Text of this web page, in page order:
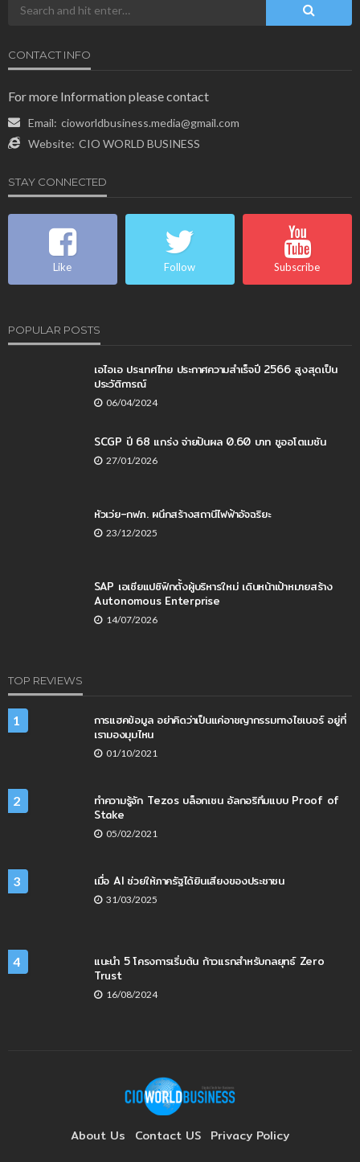
CONTACT INFO
For more Information please contact
Email: cioworldbusiness.media@gmail.com
Website: CIO WORLD BUSINESS
STAY CONNECTED
Like Follow Subscribe
POPULAR POSTS
เอไอเอ ประเทศไทย ประกาศความสำเร็จปี 2566 สูงสุดเป็น
ประวัติการณ์
06/04/2024
SCGP ปี 68 แกร่ง จ่ายปันผล 0.60 บาท ชูออโตเมชัน
27/01/2026
หัวเว่ย–กฟภ. ผนึกสร้างสถานีไฟฟ้าอัจฉริยะ
23/12/2025
SAP เอเชียแปซิฟิกตั้งผู้บริหารใหม่ เดินหน้าเป้าหมายสร้าง
Autonomous Enterprise
14/07/2026
TOP REVIEWS
1
การแฮคข้อมูล อย่าคิดว่าเป็นแค่อาชญากรรมทางไซเบอร์ อยู่ที่
เรามองมุมไหน
01/10/2021
2
ทำความรู้จัก Tezos บล็อกเชน อัลกอริทึมแบบ Proof of
Stake
05/02/2021
3 เมื่อ AI ช่วยให้ภาครัฐได้ยินเสียงของประชาชน
31/03/2025
4
แนะนำ 5 โครงการเริ่มต้น ก้าวแรกสำหรับกลยุทธ์ Zero
Trust
16/08/2024
About Us Contact US Privacy Policy